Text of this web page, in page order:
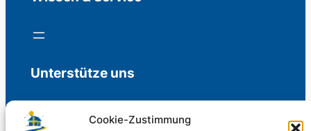
Cookie-Zustimmung
Unterstütze uns